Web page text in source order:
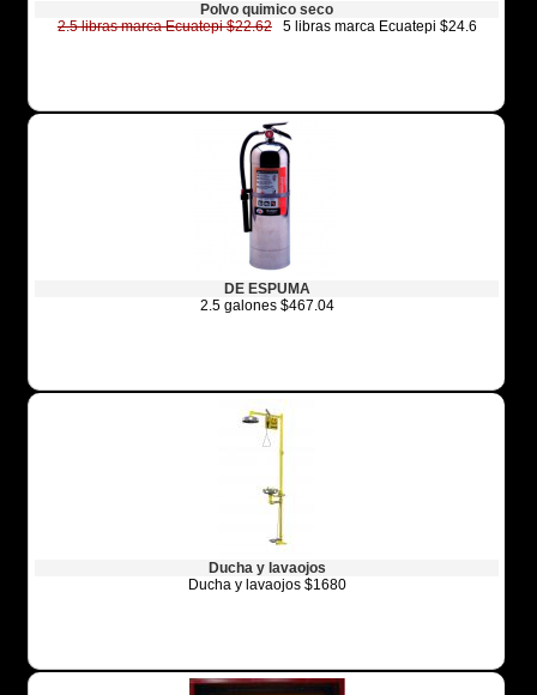
Polvo quimico seco
2.5 libras marca Ecuatepi $22.625 libras marca Ecuatepi $24.6
DE ESPUMA
2.5 galones $467.04
Ducha y lavaojos
Ducha y lavaojos $1680